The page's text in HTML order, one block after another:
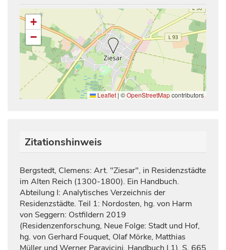
+
−
Leaflet| ©OpenStreetMapcontributors
Zitationshinweis
Bergstedt, Clemens: Art. "Ziesar", in Residenzstädte
im Alten Reich (1300-1800). Ein Handbuch.
Abteilung I: Analytisches Verzeichnis der
Residenzstädte. Teil 1: Nordosten, hg. von Harm
von Seggern: Ostfildern 2019
(Residenzenforschung, Neue Folge: Stadt und Hof,
hg. von Gerhard Fouquet, Olaf Mörke, Matthias